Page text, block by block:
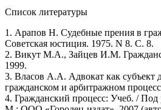
Список литературы
1. Арапов Н. Судебные прения в
Советская юстиция. 1975. N 8. С. 8.
2. Викут М.А., Зайцев И.М.
1999.
3. Власов А.А. Адвокат как субъект
гражданском и арбитражном
4. Гражданский процесс: Учеб. /